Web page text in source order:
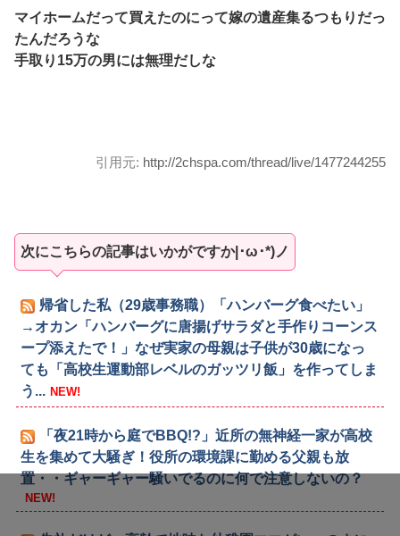
マイホームだって買えたのにって嫁の遺産集るつもりだっ
たんだろうな
手取り15万の男には無理だしな
引用元: http://2chspa.com/thread/live/1477244255
次にこちらの記事はいかがですか|･ω･*)ノ
帰省した私（29歳事務職）「ハンバーグ食べたい」
→オカン「ハンバーグに唐揚げサラダと手作りコーンス
ープ添えたで！」なぜ実家の母親は子供が30歳になっ
ても「高校生運動部レベルのガッツリ飯」を作ってしま
う... NEW!
「夜21時から庭でBBQ!?」近所の無神経一家が高校
生を集めて大騒ぎ！役所の環境課に勤める父親も放
置・・ギャーギャー騒いでるのに何で注意しないの？
NEW!